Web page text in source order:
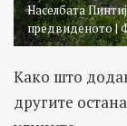
Населбата
предвиденото |
Како што
другите